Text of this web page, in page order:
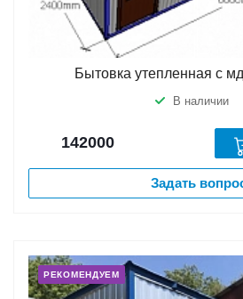
Бытовка утепленная с
В наличии
142000
Задать
РЕКОМЕНДУЕМ